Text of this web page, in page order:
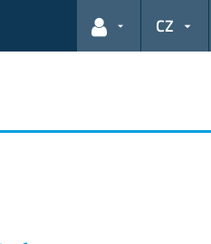
Odkazy pro uživatele
CZ